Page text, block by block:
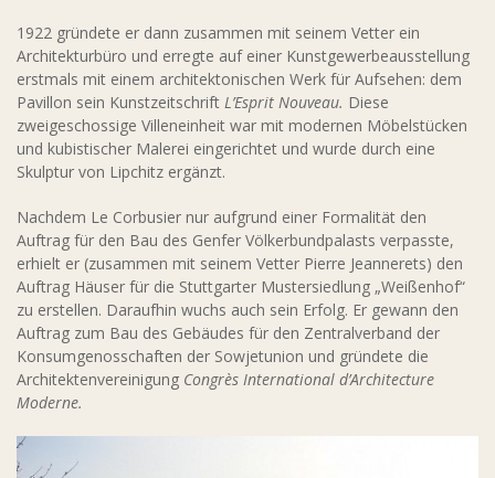
1922 gründete er dann zusammen mit seinem Vetter ein
Architekturbüro und erregte auf einer Kunstgewerbeausstellung
erstmals mit einem architektonischen Werk für Aufsehen: dem
Pavillon sein Kunstzeitschrift L’Esprit Nouveau. Diese
zweigeschossige Villeneinheit war mit modernen Möbelstücken
und kubistischer Malerei eingerichtet und wurde durch eine
Skulptur von Lipchitz ergänzt.
Nachdem Le Corbusier nur aufgrund einer Formalität den
Auftrag für den Bau des Genfer Völkerbundpalasts verpasste,
erhielt er (zusammen mit seinem Vetter Pierre Jeannerets) den
Auftrag Häuser für die Stuttgarter Mustersiedlung „Weißenhof“
zu erstellen. Daraufhin wuchs auch sein Erfolg. Er gewann den
Auftrag zum Bau des Gebäudes für den Zentralverband der
Konsumgenosschaften der Sowjetunion und gründete die
Architektenvereinigung Congrès International d’Architecture
Moderne.